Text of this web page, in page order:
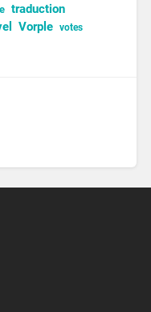
traduction
Vorple votes